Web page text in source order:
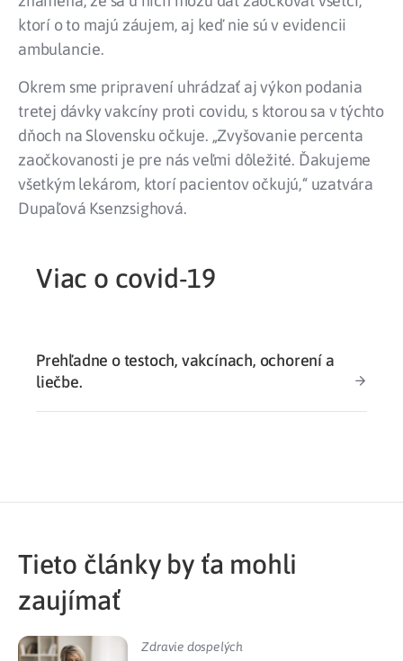
ktorí o to majú záujem, aj keď nie sú v evidencii
ambulancie.
Okrem sme pripravení uhrádzať aj výkon podania
tretej dávky vakcíny proti covidu, s ktorou sa v týchto
dňoch na Slovensku očkuje. „Zvyšovanie percenta
zaočkovanosti je pre nás veľmi dôležité. Ďakujeme
všetkým lekárom, ktorí pacientov očkujú,“ uzatvára
Dupaľová Ksenzsighová.
Viac o covid-19
Prehľadne o testoch, vakcínach, ochorení a
liečbe.
Tieto články by ťa mohli
zaujímať
Zdravie dospelých